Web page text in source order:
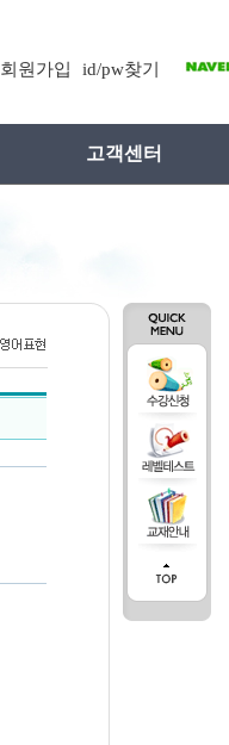
회원가입 id/pw찾기
고객센터
오늘의생활영어
유용한영어표현